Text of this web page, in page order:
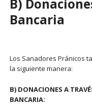
B)
Bancaria
Los Sanadores Pránicos
la siguiente manera:
B) DONACIONES A
BANCARIA: